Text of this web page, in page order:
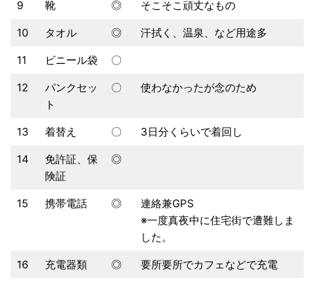
9 靴 ◎ そこそこ頑丈なもの
10 タオル ◎ 汗拭く、温泉、など用途多
11 ビニール袋 〇
12
パンクセッ
ト
〇 使わなかったが念のため
13 着替え 〇 3日分くらいで着回し
14
免許証、保
険証
◎
15 携帯電話 ◎
連絡兼GPS
※一度真夜中に住宅街で遭難しま
した。
16 充電器類 ◎ 要所要所でカフェなどで充電